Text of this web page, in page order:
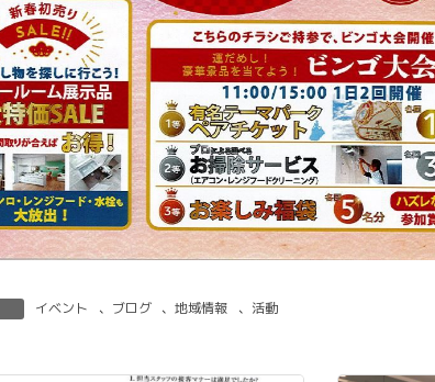
イベント 、 ブログ 、地域情報 、 活動